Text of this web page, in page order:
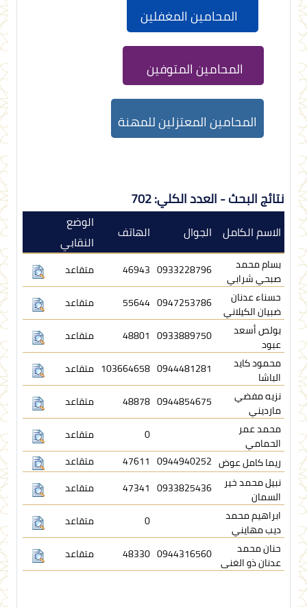
المحامين المغفلين
المحامين المتوفين
المحامين المعتزلين للمهنة
نتائج البحث - العدد الكلي: 702
الاسم الكامل الجوال الهاتف
الوضع
النقابي
بسام محمد
صبحي شرابي
0933228796
46943
متقاعد
حسناء عدنان
ضبيان الكيلاني
0947253786
55644
متقاعد
بولص أسعد
عبود
0933889750
48801
متقاعد
محمود كايد
الباشا
0944481281
103664658 متقاعد
نزيه مفضي
مارديني
0944854675
48878
متقاعد
محمد عمر
الحمامي
0
متقاعد
ريما كامل عوض 0944940252
47611
متقاعد
نبيل محمد خير
السمان
0933825436
47341
متقاعد
ابراهيم محمد
ديب مهايني
0
متقاعد
حنان محمد
عدنان ذو الغنى 0944316560
48330 متقاعد